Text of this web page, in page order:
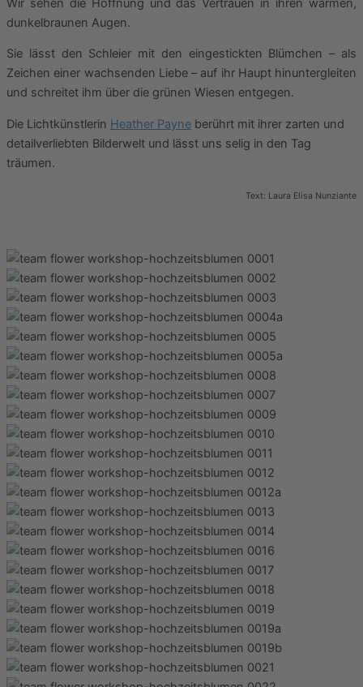
Wir sehen die Hoffnung und das Vertrauen in ihren warmen,
dunkelbraunen Augen.
Sie lässt den Schleier mit den eingestickten Blümchen – als
Zeichen einer wachsenden Liebe – auf ihr Haupt hinuntergleiten
und schreitet ihm über die grünen Wiesen entgegen.
Die Lichtkünstlerin Heather Payne berührt mit ihrer zarten und
detailverliebten Bilderwelt und lässt uns selig in den Tag
träumen.
Text: Laura Elisa Nunziante